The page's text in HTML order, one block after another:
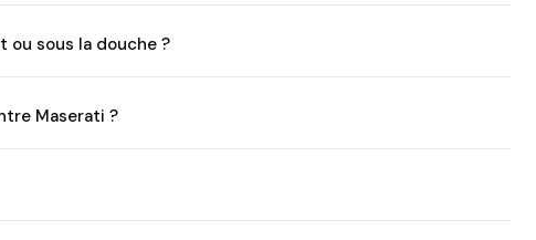
sous la douche ?
Maserati ?